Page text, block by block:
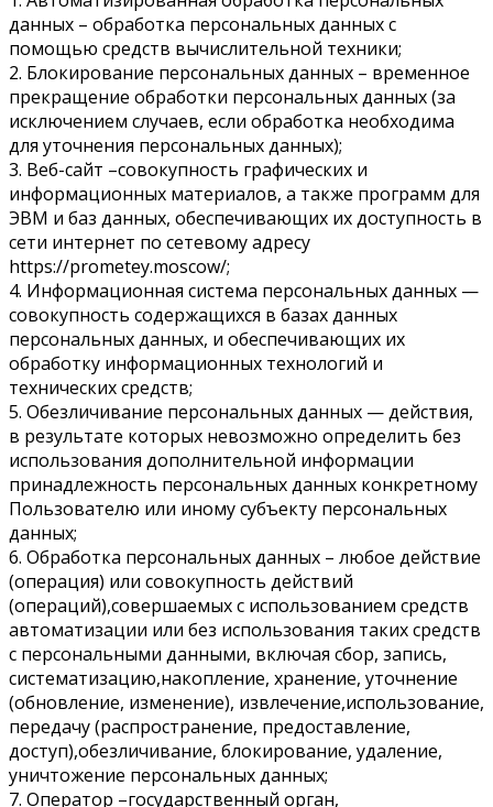
данных – обработка персональных данных с
помощью средств вычислительной техники;
2. Блокирование персональных данных – временное
прекращение обработки персональных данных (за
исключением случаев, если обработка необходима
для уточнения персональных данных);
3. Веб-сайт –совокупность графических и
информационных материалов, а также программ для
ЭВМ и баз данных, обеспечивающих их доступность в
сети интернет по сетевому адресу
https://prometey.moscow/;
4. Информационная система персональных данных —
совокупность содержащихся в базах данных
персональных данных, и обеспечивающих их
обработку информационных технологий и
технических средств;
5. Обезличивание персональных данных — действия,
в результате которых невозможно определить без
использования дополнительной информации
принадлежность персональных данных конкретному
Пользователю или иному субъекту персональных
данных;
6. Обработка персональных данных – любое действие
(операция) или совокупность действий
(операций),совершаемых с использованием средств
автоматизации или без использования таких средств
с персональными данными, включая сбор, запись,
систематизацию,накопление, хранение, уточнение
(обновление, изменение), извлечение,использование,
передачу (распространение, предоставление,
доступ),обезличивание, блокирование, удаление,
уничтожение персональных данных;
7. Оператор –государственный орган,